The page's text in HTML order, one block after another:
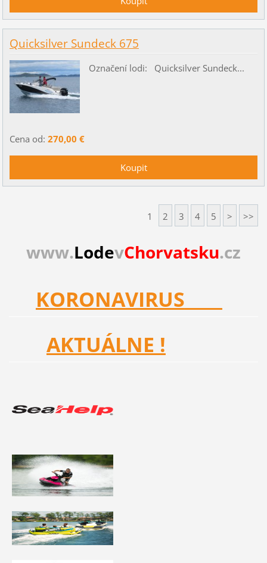
Quicksilver Sundeck 675
Označení lodi: Quicksilver Sundeck...
Cena od: 270,00 €
1 2 3 4 5 > >>
www.LodevChorvatsku.cz
KORONAVIRUS
AKTUÁLNE !